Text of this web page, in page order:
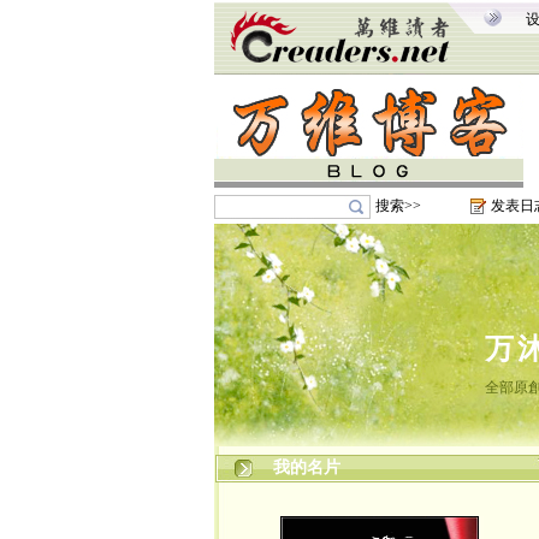
搜索>> 发表日
万
全部原
我的名片